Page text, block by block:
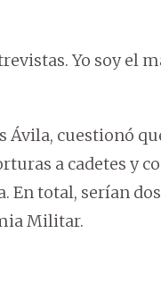
Yo soy el
Ávila, cuestionó
a cadetes y
En total, serían
Militar.